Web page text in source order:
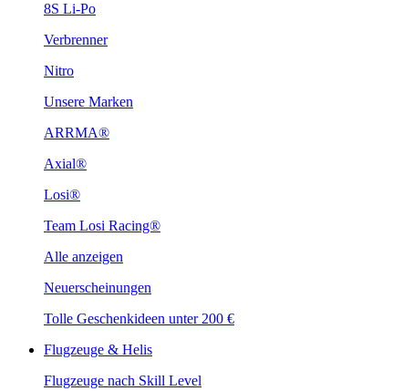
8S Li-Po
Verbrenner
Nitro
Unsere Marken
ARRMA®
Axial®
Losi®
Team Losi Racing®
Alle anzeigen
Neuerscheinungen
Tolle Geschenkideen unter 200 €
Flugzeuge & Helis
Flugzeuge nach Skill Level